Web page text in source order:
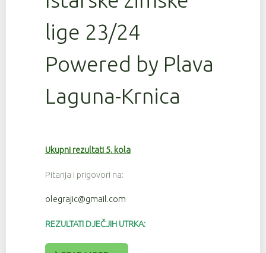
lige 23/24
Powered by Plava
Laguna-Krnica
Ukupni rezultati 5. kola
Pitanja i prigovori na:
olegrajic@gmail.com
REZULTATI DJEČJIH UTRKA: